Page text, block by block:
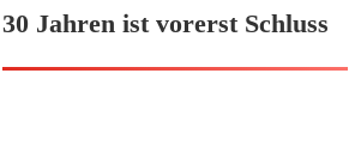
30 Jahren ist vorerst Schluss